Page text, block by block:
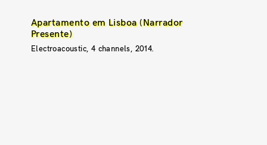
Apartamento em Lisboa (Narrador
Presente)
Electroacoustic, 4 channels, 2014.